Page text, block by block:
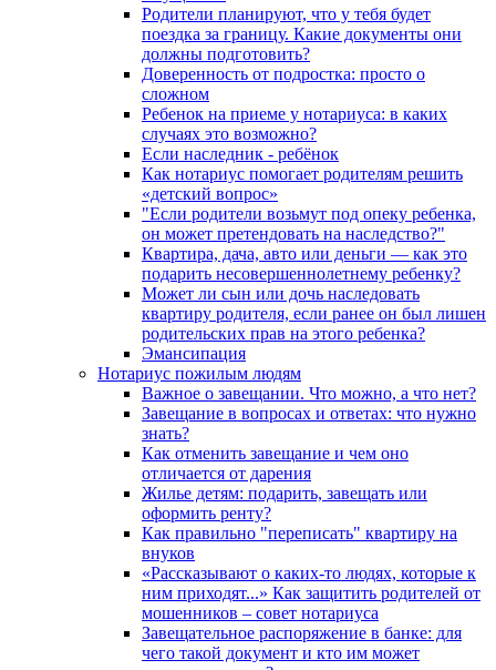
Родители планируют, что у тебя будет
поездка за границу. Какие документы они
должны подготовить?
Доверенность от подростка: просто о
сложном
Ребенок на приеме у нотариуса: в каких
случаях это возможно?
Если наследник - ребёнок
Как нотариус помогает родителям решить
«детский вопрос»
"Если родители возьмут под опеку ребенка,
он может претендовать на наследство?"
Квартира, дача, авто или деньги — как это
подарить несовершеннолетнему ребенку?
Может ли сын или дочь наследовать
квартиру родителя, если ранее он был лишен
родительских прав на этого ребенка?
Эмансипация
Нотариус пожилым людям
Важное о завещании. Что можно, а что нет?
Завещание в вопросах и ответах: что нужно
знать?
Как отменить завещание и чем оно
отличается от дарения
Жилье детям: подарить, завещать или
оформить ренту?
Как правильно "переписать" квартиру на
внуков
«Рассказывают о каких-то людях, которые к
ним приходят...» Как защитить родителей от
мошенников – совет нотариуса
Завещательное распоряжение в банке: для
чего такой документ и кто им может